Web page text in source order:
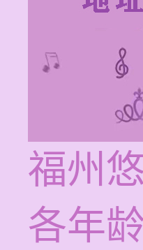
福州
各年